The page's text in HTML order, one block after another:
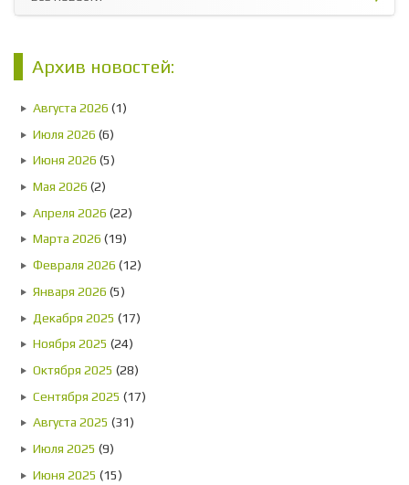
Архив новостей:
Августа 2026 (1)
Июля 2026 (6)
Июня 2026 (5)
Мая 2026 (2)
Апреля 2026 (22)
Марта 2026 (19)
Февраля 2026 (12)
Января 2026 (5)
Декабря 2025 (17)
Ноября 2025 (24)
Октября 2025 (28)
Сентября 2025 (17)
Августа 2025 (31)
Июля 2025 (9)
Июня 2025 (15)